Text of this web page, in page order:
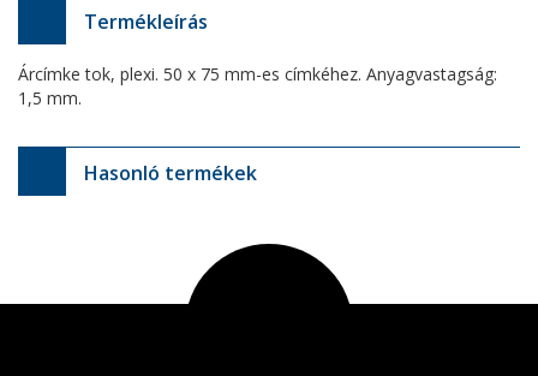
Termékleírás
Árcímke tok, plexi. 50 x 75 mm-es címkéhez. Anyagvastagság:
1,5 mm.
Hasonló termékek